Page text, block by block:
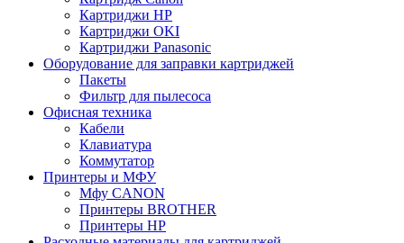
Картриджи HP
Картриджи OKI
Картриджи Panasonic
Оборудование для заправки картриджей
Пакеты
Фильтр для пылесоса
Офисная техника
Кабели
Клавиатура
Коммутатор
Принтеры и МФУ
Мфу CANON
Принтеры BROTHER
Принтеры HP